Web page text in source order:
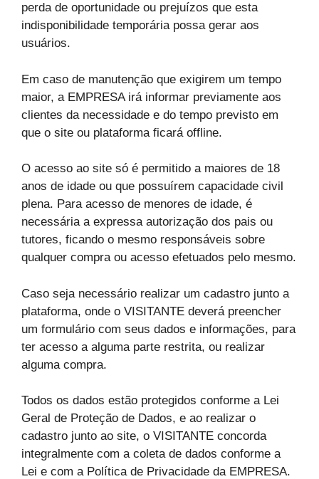
perda de oportunidade ou prejuízos que esta
indisponibilidade temporária possa gerar aos
usuários.
Em caso de manutenção que exigirem um tempo
maior, a EMPRESA irá informar previamente aos
clientes da necessidade e do tempo previsto em
que o site ou plataforma ficará offline.
O acesso ao site só é permitido a maiores de 18
anos de idade ou que possuírem capacidade civil
plena. Para acesso de menores de idade, é
necessária a expressa autorização dos pais ou
tutores, ficando o mesmo responsáveis sobre
qualquer compra ou acesso efetuados pelo mesmo.
Caso seja necessário realizar um cadastro junto a
plataforma, onde o VISITANTE deverá preencher
um formulário com seus dados e informações, para
ter acesso a alguma parte restrita, ou realizar
alguma compra.
Todos os dados estão protegidos conforme a Lei
Geral de Proteção de Dados, e ao realizar o
cadastro junto ao site, o VISITANTE concorda
integralmente com a coleta de dados conforme a
Lei e com a Política de Privacidade da EMPRESA.